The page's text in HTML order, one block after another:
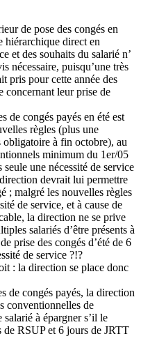
de pose des congés en
hiérarchique direct en
et des souhaits du salarié n’
nécessaire, puisqu’une très
pris pour cette année des
concernant leur prise de
de congés payés en été est
règles (plus une
obligatoire à fin octobre), au
minimum du 1er/05
une nécessité de service
devrait lui permettre
; malgré les nouvelles règles
de service, et à cause de
la direction ne se prive
salariés d’être présents à
prise des congés d’été de 6
de service ?!?
: la direction se place donc
de congés payés, la direction
conventionnelles de
à épargner s’il le
de RSUP et 6 jours de JRTT